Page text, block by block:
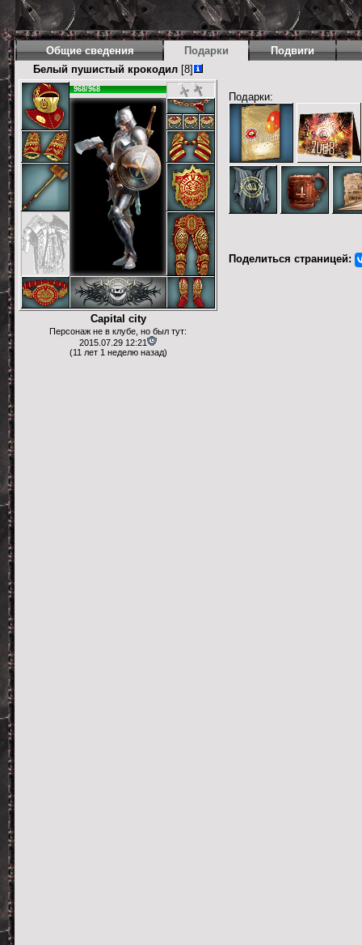
Общие сведения Подарки Подвиги
Белый пушистый крокодил [8]
968/968
Capital city
Персонаж не в клубе, но был тут:
2015.07.29 12:21
(11 лет 1 неделю назад)
Подарки:
Поделиться страницей: